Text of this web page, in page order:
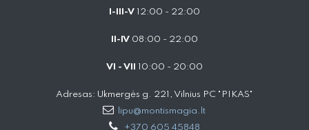
I-III-V 12:00 - 22:00
II-IV 08:00 - 22:00
VI - VII 10:00 - 20:00
Adresas: Ukmergės g. 221, Vilnius PC "PIKAS"
lipu@montismagia.lt
+370 605 45848